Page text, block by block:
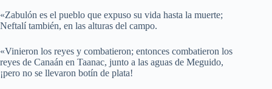
«Zabulón es el pueblo que expuso su vida hasta la muerte;
Neftalí también, en las alturas del campo.
«Vinieron los reyes y combatieron; entonces combatieron los
reyes de Canaán en Taanac, junto a las aguas de Meguido,
¡pero no se llevaron botín de plata!